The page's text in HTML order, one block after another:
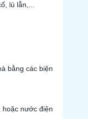
lú lẫn,...
bằng các biện
hoặc nước điện